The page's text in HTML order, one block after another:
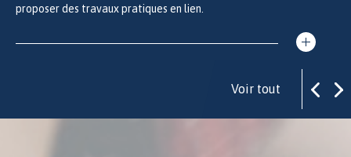
proposer des travaux pratiques en lien.
Voir tout